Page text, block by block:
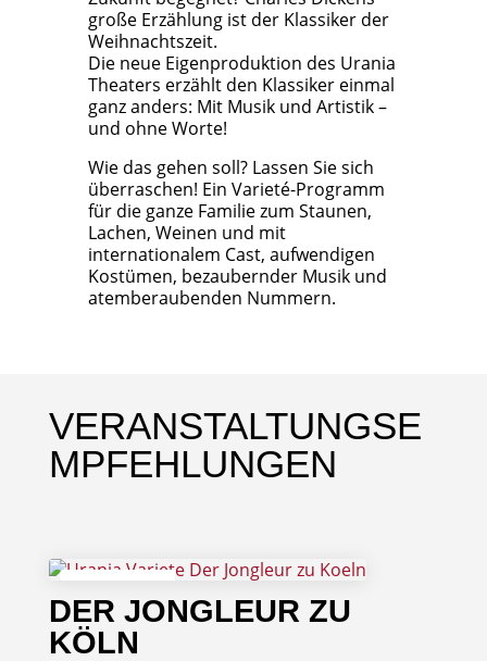
große Erzählung ist der Klassiker der
Weihnachtszeit.
Die neue Eigenproduktion des Urania
Theaters erzählt den Klassiker einmal
ganz anders: Mit Musik und Artistik –
und ohne Worte!
Wie das gehen soll? Lassen Sie sich
überraschen! Ein Varieté-Programm
für die ganze Familie zum Staunen,
Lachen, Weinen und mit
internationalem Cast, aufwendigen
Kostümen, bezaubernder Musik und
atemberaubenden Nummern.
VERANSTALTUNGSE
MPFEHLUNGEN
04
September
DER JONGLEUR ZU
KÖLN